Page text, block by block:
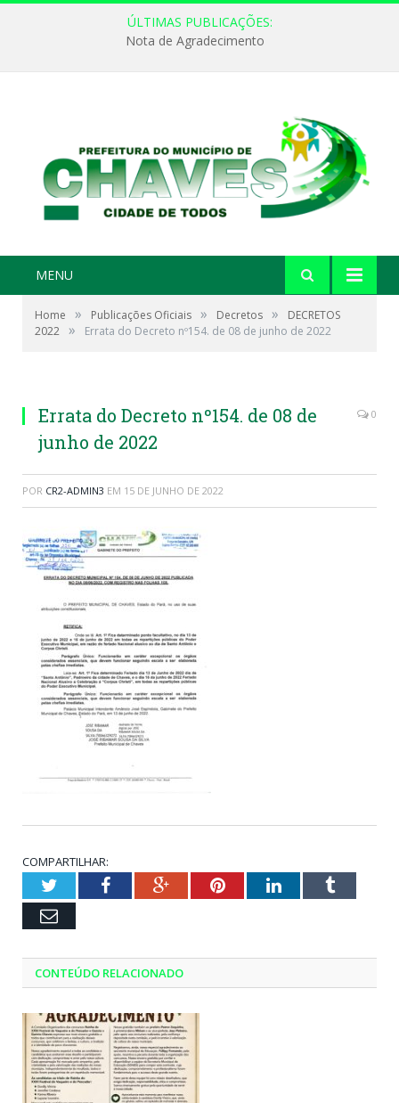
ÚLTIMAS PUBLICAÇÕES:
Nota de Agradecimento
MENU
Home » Publicações Oficiais » Decretos »
DECRETOS
2022 » Errata do Decreto nº154. de 08 de junho de 2022
Errata do Decreto nº154. de 08 de
junho de 2022
0
POR CR2-ADMIN3 EM 15 DE JUNHO DE 2022
COMPARTILHAR:
TwitterFacebookGoogle+PinterestLinkedInTumblr
Email
CONTEÚDO RELACIONADO